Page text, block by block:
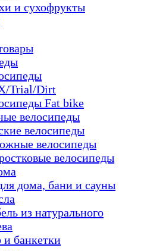
и сухофрукты
Trial/Dirt
Fat bike
велосипеды
велосипеды
велосипеды
велосипеды
дома, бани и сауны
из натурального
банкетки